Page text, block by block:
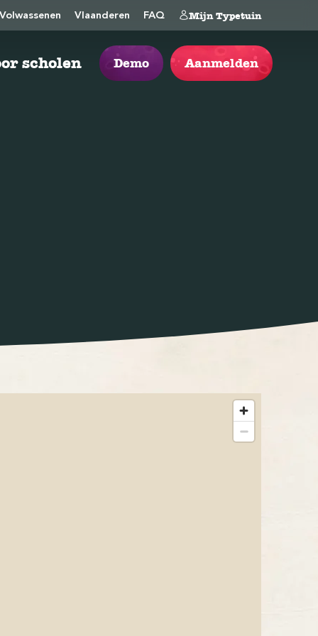
Volwassenen Vlaanderen FAQ Mijn Typetuin
scholen Demo Aanmelden